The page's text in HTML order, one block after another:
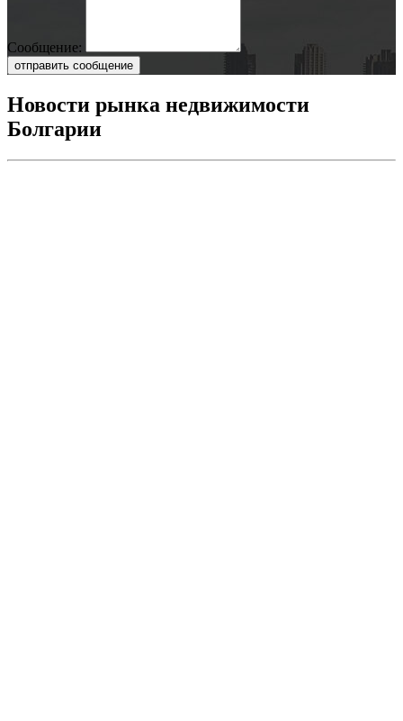
Сообщение:
отправить сообщение
Новости рынка недвижимости
Болгарии